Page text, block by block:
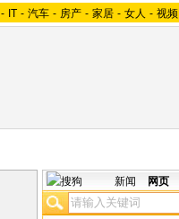
- IT - 汽车 - 房产 - 家居 - 女人 - 视频
新闻 网页